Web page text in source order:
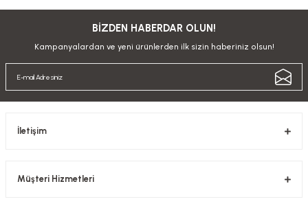
BİZDEN HABERDAR OLUN!
Kampanyalardan ve yeni ürünlerden ilk sizin haberiniz olsun!
İletişim
Müşteri Hizmetleri